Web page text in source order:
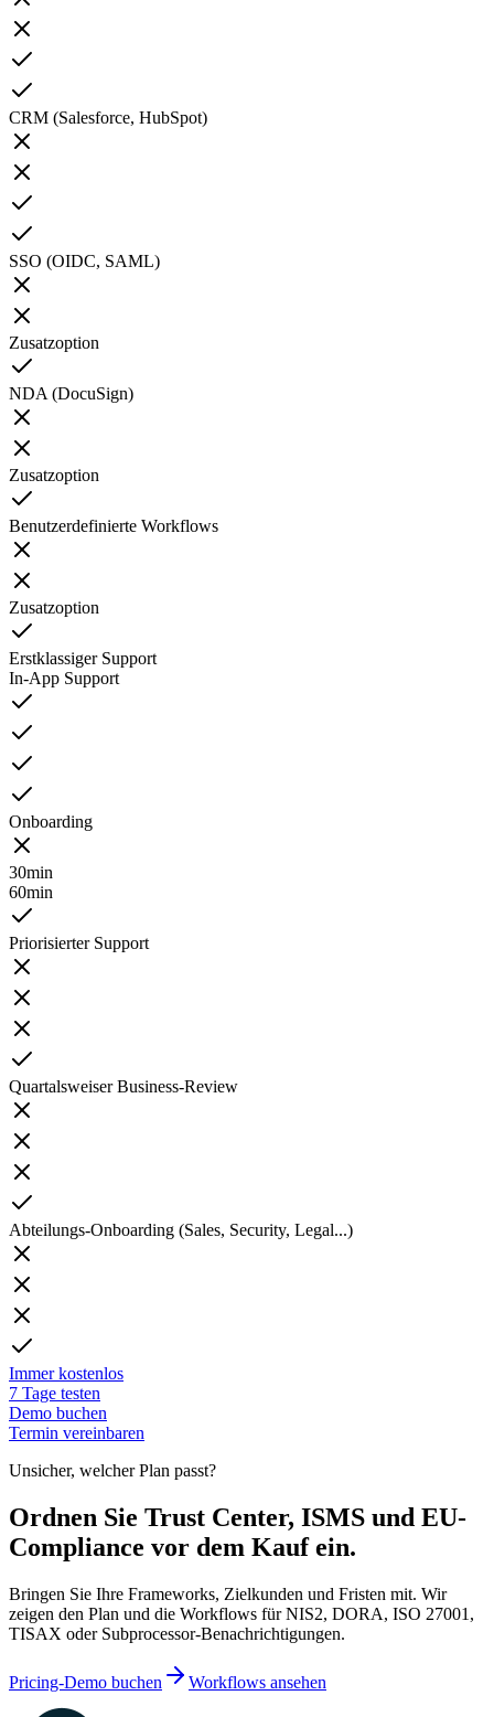
CRM (Salesforce, HubSpot)
SSO (OIDC, SAML)
Zusatzoption
NDA (DocuSign)
Zusatzoption
Benutzerdefinierte Workflows
Zusatzoption
Erstklassiger Support
In-App Support
Onboarding
30min
60min
Priorisierter Support
Quartalsweiser Business-Review
Abteilungs-Onboarding (Sales, Security, Legal...)
Immer kostenlos
7 Tage testen
Demo buchen
Termin vereinbaren
Unsicher, welcher Plan passt?
Ordnen Sie Trust Center, ISMS und EU-
Compliance vor dem Kauf ein.
Bringen Sie Ihre Frameworks, Zielkunden und Fristen mit. Wir
zeigen den Plan und die Workflows für NIS2, DORA, ISO 27001,
TISAX oder Subprocessor-Benachrichtigungen.
Pricing-Demo buchen Workflows ansehen